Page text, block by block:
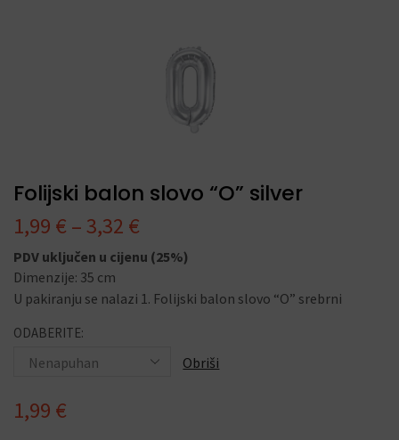
Folijski balon slovo “O” silver
1,99 € –3,32 €
PDV uključen u cijenu (25%)
Dimenzije: 35 cm
U pakiranju se nalazi 1. Folijski balon slovo “O” srebrni
ODABERITE:
Obriši
1,99 €